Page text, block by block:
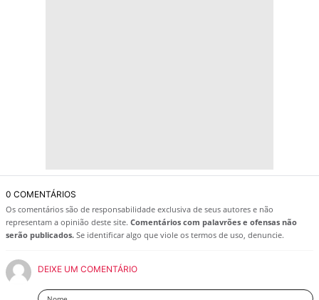
0 COMENTÁRIOS
Os comentários são de responsabilidade exclusiva de seus autores e não
representam a opinião deste site. Comentários com palavrões e ofensas não
serão publicados. Se identificar algo que viole os termos de uso, denuncie.
DEIXE UM COMENTÁRIO
Nome